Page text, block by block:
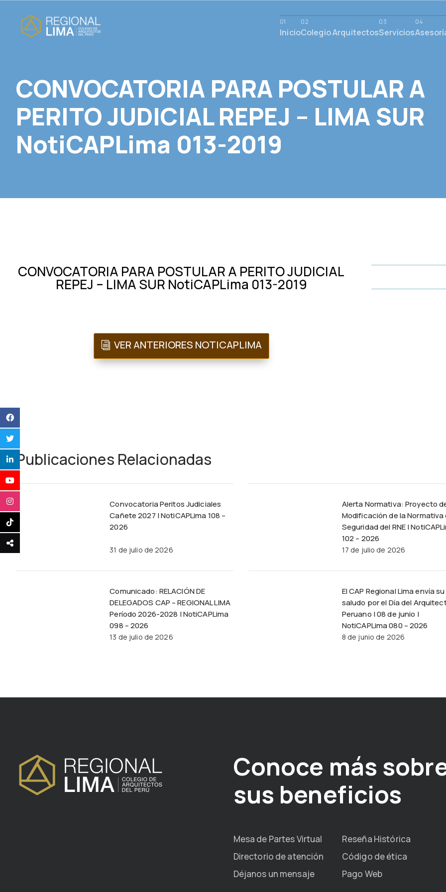
InicioColegio ArquitectosServicios
CONVOCATORIA PARA POSTULAR A
PERITO JUDICIAL REPEJ – LIMA SUR
NotiCAPLima 013-2019
CONVOCATORIA PARA POSTULAR A PERITO JUDICIAL
REPEJ – LIMA SUR NotiCAPLima 013-2019
VER ANTERIORES NOTICAPLIMA
Publicaciones Relacionadas
Convocatoria Peritos Judiciales
Cañete 2027 | NotiCAPLima 108 –
2026
31 de julio de 2026
Alerta Normativa: Proyecto
Modificación de la Normativa
Seguridad del RNE |
102 – 2026
17 de julio de 2026
Comunicado: RELACIÓN DE
DELEGADOS CAP – REGIONAL LIMA
Período 2026-2028 | NotiCAPLima
098 – 2026
13 de julio de 2026
El CAP Regional Lima envía su
saludo por el Día del
Peruano | 08 de junio |
NotiCAPLima 080 – 2026
8 de junio de 2026
Conoce más
sus beneficios
Mesa de Partes Virtual Reseña Histórica
Directorio de atención
Código de ética
Déjanos un mensaje
Pago Web